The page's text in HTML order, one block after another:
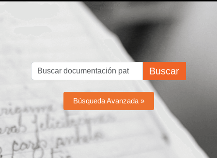
Buscar
Búsqueda Avanzada »